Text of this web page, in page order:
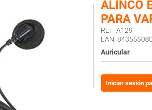
ALINCO
PARA
REF: A129
EAN:
Auricular
Iniciar sesión